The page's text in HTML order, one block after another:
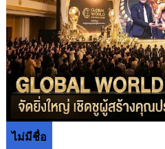
ไม่มีชื่อ